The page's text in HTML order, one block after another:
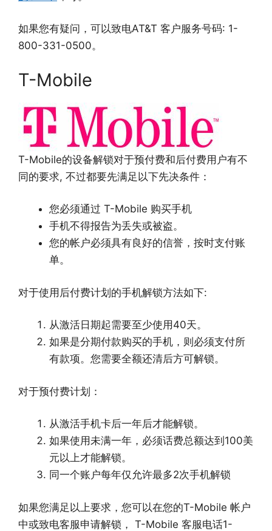
如果您有疑问，可以致电AT&T 客户服务号码: 1-
800-331-0500。
T-Mobile
T-Mobile的设备解锁对于预付费和后付费用户有不
同的要求, 不过都要先满足以下先决条件：
您必须通过 T-Mobile 购买手机
手机不得报告为丢失或被盗。
您的帐户必须具有良好的信誉，按时支付账
单。
对于使用后付费计划的手机解锁方法如下:
从激活日期起需要至少使用40天。
如果是分期付款购买的手机，则必须支付所
有款项。您需要全额还清后方可解锁。
对于预付费计划：
从激活手机卡后一年后才能解锁。
如果使用未满一年，必须话费总额达到100美
元以上才能解锁。
同一个账户每年仅允许最多2次手机解锁
如果您满足以上要求，您可以在您的T-Mobile 帐户
中或致电客服申请解锁， T-Mobile 客服电话1-